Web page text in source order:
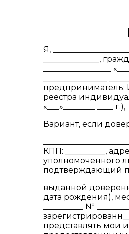
Я,
______________,
_________________
________________
предприниматель:
реестра
«___»________ ____ г.),
Вариант, если
КПП: __________,
уполномоченного
подтверждающий
выданной
дата рождения),
__________ №
представлять мои